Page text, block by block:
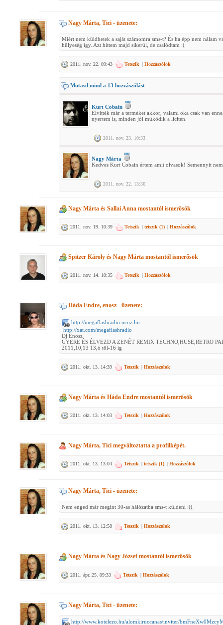
Nagy Márta, Tici - üzenete:
Miért nem küldhetek a saját számomra sms-t? És ha épp nem nálam
hülyeség így. Azt hittem majd sikerül, de csalódtam :(
2011. nov. 22. 09:43 Tetszik | Hozzászólok
Mutasd mind a 13 hozzászólást
Kurt Cobain
Elvitték már a terméket akkor, valami oka csak van
nyertem is, minden jól működik a liciten.
2011. nov. 23. 10:33
Nagy Márta
Kedves Kurt Cobain értem amit olvasok! Semennyit
2011. nov. 22. 13:36
Nagy Márta és Sallai Anna mostantól ismerősök
2011. nov. 19. 10:39 Tetszik | tetszik (1) | Hozzászólok
Spitzer Károly és Nagy Márta mostantól ismerősök
2011. nov. 14. 10:35 Tetszik | Hozzászólok
Háda Endre, enosz - üzenete:
http://megaflashradio.ucoz.hu
http://xat.com/megaflashradio
Dj Enosz
GYERE ÉS ÉLVEZD A ZENÉT REMIX TECHNO,HUSE,RETRO
2011,10,13 13,ó töl-16 ig
2011. okt. 13. 14:39 Tetszik | Hozzászólok
Nagy Márta és Háda Endre mostantól ismerősök
2011. okt. 13. 14:03 Tetszik | Hozzászólok
Nagy Márta, Tici megváltoztatta a profilképét.
2011. okt. 13. 13:04 Tetszik | tetszik (1) | Hozzászólok
Nagy Márta, Tici - üzenete:
Nem enged már megint 30-as hálózatba sms-t küldeni :((
2011. okt. 13. 12:58 Tetszik | Hozzászólok
Nagy Márta és Nagy Józsefmostantól ismerősök
2011. ápr. 25. 09:33 Tetszik | Hozzászólok
Nagy Márta, Tici - üzenete:
http://www.kotelezo.hu/alomkiruccanas/inviter/